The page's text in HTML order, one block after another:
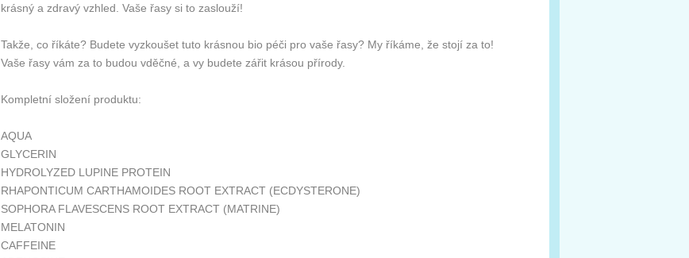
krásný a zdravý vzhled. Vaše řasy si to zaslouží!
Takže, co říkáte? Budete vyzkoušet tuto krásnou bio péči pro vaše řasy? My říkáme, že stojí za to!
Vaše řasy vám za to budou vděčné, a vy budete zářit krásou přírody.
Kompletní složení produktu:
AQUA
GLYCERIN
HYDROLYZED LUPINE PROTEIN
RHAPONTICUM CARTHAMOIDES ROOT EXTRACT (ECDYSTERONE)
SOPHORA FLAVESCENS ROOT EXTRACT (MATRINE)
MELATONIN
CAFFEINE